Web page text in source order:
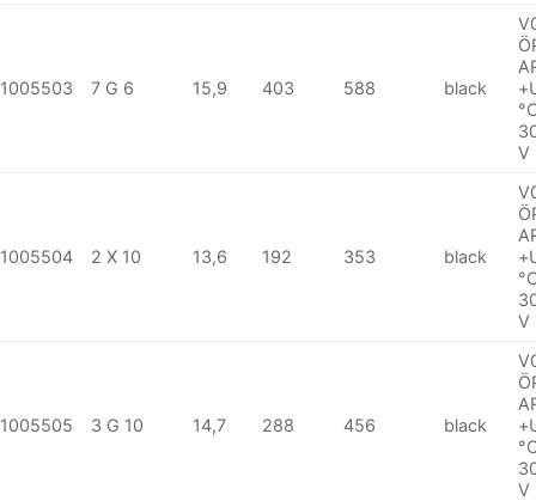
1005503 7 G 6 15,9 403 588 black
V
1005504 2 X 10 13,6 192 353 black
V
1005505 3 G 10 14,7 288 456 black
V